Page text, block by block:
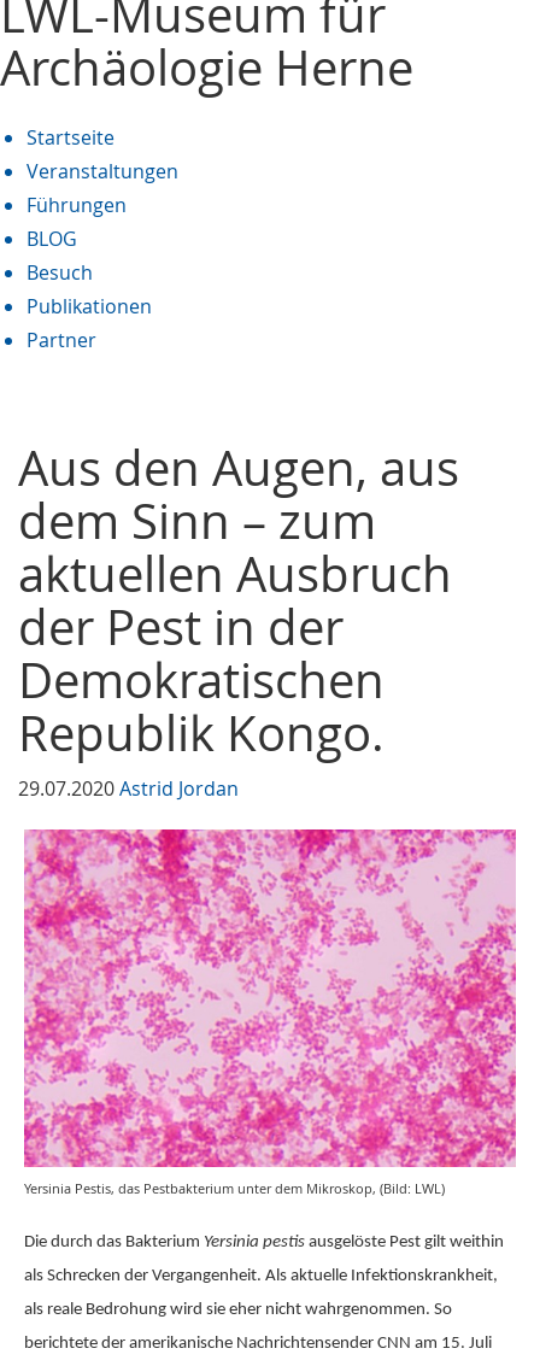
LWL-Museum für
Archäologie Herne
Startseite
Veranstaltungen
Führungen
BLOG
Besuch
Publikationen
Partner
Aus den Augen, aus
dem Sinn – zum
aktuellen Ausbruch
der Pest in der
Demokratischen
Republik Kongo.
29.07.2020Astrid Jordan
Yersinia Pestis, das Pestbakterium unter dem Mikroskop, (Bild: LWL)
Die durch das Bakterium Yersinia pestis ausgelöste Pest gilt weithin
als Schrecken der Vergangenheit. Als aktuelle Infektionskrankheit,
als reale Bedrohung wird sie eher nicht wahrgenommen. So
berichtete der amerikanische Nachrichtensender CNN am 15. Juli